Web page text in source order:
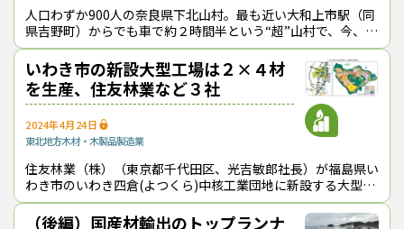
この記事をシェアする
人口わずか900人の奈良県下北山村。最も近い大和上市駅（同
県吉野町）からでも車で約２時間半という“超”山村で、今、林
業再興に向けた動きが本格化している。牽引役である若い人材
と復活した製材所を村ぐるみで
いわき市の新設大型工場は２×４材
を生産、住友林業など３社
2024年4月24日
東北地方木材・木製品製造業
住友林業（株）（東京都千代田区、光吉敏郎社長）が福島県い
わき市のいわき四倉(よつくら)中核工業団地に新設する大型木
材加工工場の全容が明らかになった。同社が４月18日に、事
業計画などを発表した。
（後編）国産材輸出のトップランナ